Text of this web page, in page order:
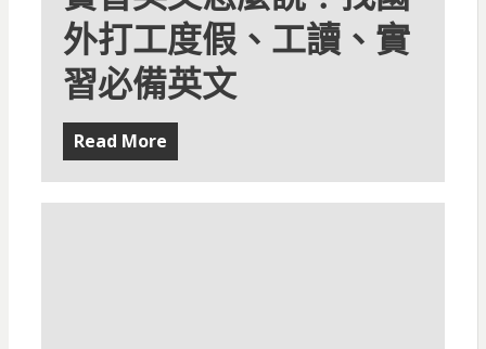
外打工度假、工讀、實
習必備英文
Read More